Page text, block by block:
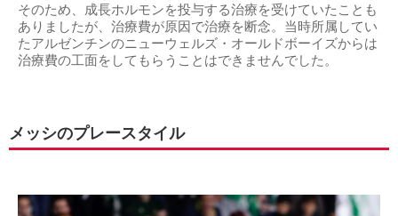
そのため、成長ホルモンを投与する治療を受けていたことも
ありましたが、治療費が原因で治療を断念。当時所属してい
たアルゼンチンのニューウェルズ・オールドボーイズからは
治療費の工面をしてもらうことはできませんでした。
メッシのプレースタイル